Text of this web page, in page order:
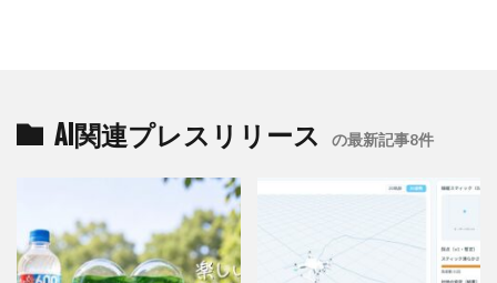
AI関連プレスリリース の最新記事8件